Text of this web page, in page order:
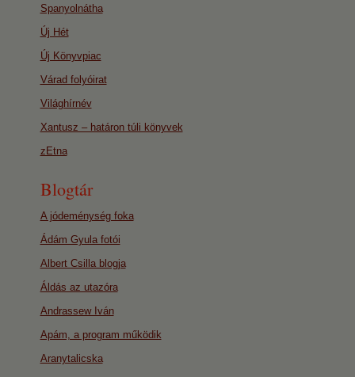
Spanyolnátha
Új Hét
Új Könyvpiac
Várad folyóirat
Világhírnév
Xantusz – határon túli könyvek
zEtna
Blogtár
A jódeménység foka
Ádám Gyula fotói
Albert Csilla blogja
Áldás az utazóra
Andrassew Iván
Apám, a program működik
Aranytalicska